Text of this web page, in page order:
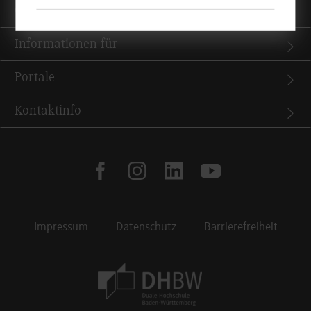
Quicklinks
Informationen für
Portale
Kontaktinfo
facebookinstagramlinkedinyoutube
Impressum Datenschutz Barrierefreiheit